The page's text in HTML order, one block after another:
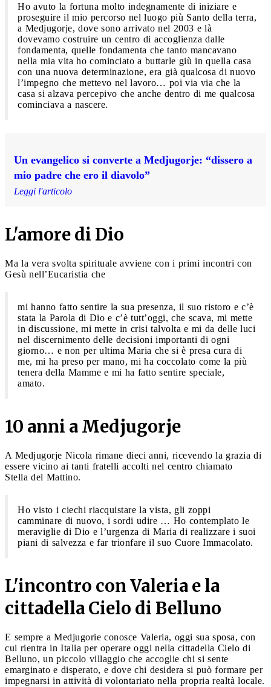
Ho avuto la fortuna molto indegnamente di iniziare e
proseguire il mio percorso nel luogo più Santo della terra,
a Medjugorje, dove sono arrivato nel 2003 e là
dovevamo costruire un centro di accoglienza dalle
fondamenta, quelle fondamenta che tanto mancavano
nella mia vita ho cominciato a buttarle giù in quella casa
con una nuova determinazione, era già qualcosa di nuovo
l’impegno che mettevo nel lavoro… poi via via che la
casa si alzava percepivo che anche dentro di me qualcosa
cominciava a nascere.
Un evangelico si converte a Medjugorje: “dissero a
mio padre che ero il diavolo”
Leggi l'articolo
L'amore di Dio
Ma la vera svolta spirituale avviene con i primi incontri con
Gesù nell’Eucaristia che
mi hanno fatto sentire la sua presenza, il suo ristoro e c’è
stata la Parola di Dio e c’è tutt’oggi, che scava, mi mette
in discussione, mi mette in crisi talvolta e mi da delle luci
nel discernimento delle decisioni importanti di ogni
giorno… e non per ultima Maria che si è presa cura di
me, mi ha preso per mano, mi ha coccolato come la più
tenera della Mamme e mi ha fatto sentire speciale,
amato.
10 anni a Medjugorje
A Medjugorje Nicola rimane dieci anni, ricevendo la grazia di
essere vicino ai tanti fratelli accolti nel centro chiamato
Stella del Mattino.
Ho visto i ciechi riacquistare la vista, gli zoppi
camminare di nuovo, i sordi udire … Ho contemplato le
meraviglie di Dio e l’urgenza di Maria di realizzare i suoi
piani di salvezza e far trionfare il suo Cuore Immacolato.
L'incontro con Valeria e la
cittadella Cielo di Belluno
E sempre a Medjugorie conosce Valeria, oggi sua sposa, con
cui rientra in Italia per operare oggi nella cittadella Cielo di
Belluno, un piccolo villaggio che accoglie chi si sente
emarginato e disperato, e dove chi desidera si può formare per
impegnarsi in attività di volontariato nella propria realtà locale.